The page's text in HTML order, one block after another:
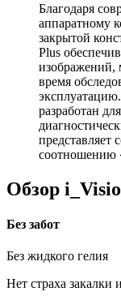
Благодаря
аппаратному
закрытой
Plus
изображений,
время
разработан
представляет
соотношению
Обзор
Без забот
Без жидкого гелия
Нет страха закалки